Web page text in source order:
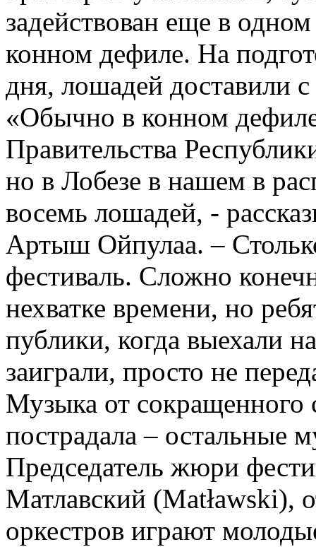
задействован еще в
конном дефиле. На
дня, лошадей доставили
«Обычно в конном
Правительства
но в Лобезе в нашем в
восемь лошадей, -
Артыш Ойпулаа. –
фестиваль. Сложно
нехватке времени, но
публики, когда выехали
заиграли, просто не
Музыка от сокращенного
пострадала – остальные
Председатель жюри
Матлавский (Matławski),
оркестров играют